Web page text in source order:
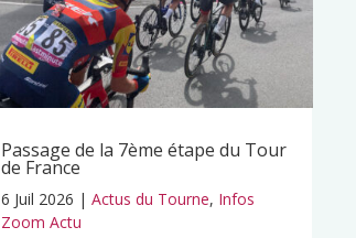
Passage de la 7ème étape du Tour
de France
6 Juil 2026 | Actus du Tourne, Infos
Zoom Actu